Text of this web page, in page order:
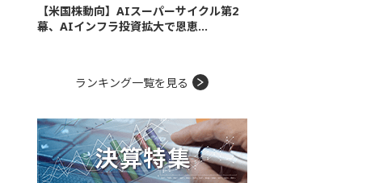
【米国株動向】AIスーパーサイクル第2
幕、AIインフラ投資拡大で恩恵...
ランキング一覧を見る